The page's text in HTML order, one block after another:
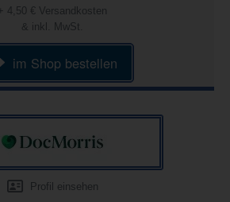
4,50 € Versandkosten
& inkl. MwSt.
im Shop bestellen
Profil einsehen